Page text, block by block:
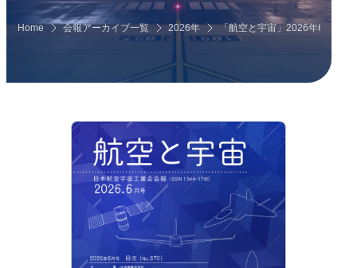
Home 会報アーカイブ一覧 2026年 「航空と宇宙」2026年6月号